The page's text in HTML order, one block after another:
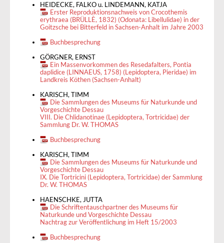
HEIDECKE, FALKO u. LINDEMANN, KATJA
Erster Reproduktionsnachweis von Crocothemis
erythraea (BRÜLLÈ, 1832) (Odonata: Libellulidae) in der
Goitzsche bei Bitterfeld in Sachsen-Anhalt im Jahre 2003
Buchbesprechung
GÖRGNER, ERNST
Ein Massenvorkommen des Resedafalters, Pontia
daplidice (LINNAEUS, 1758) (Lepidoptera, Pieridae) im
Landkreis Köthen (Sachsen-Anhalt)
KARISCH, TIMM
Die Sammlungen des Museums für Naturkunde und
Vorgeschichte Dessau
VIII. Die Chlidanotinae (Lepidoptera, Tortricidae) der
Sammlung Dr. W. THOMAS
Buchbesprechung
KARISCH, TIMM
Die Sammlungen des Museums für Naturkunde und
Vorgeschichte Dessau
IX. Die Tortricini (Lepidoptera, Tortricidae) der Sammlung
Dr. W. THOMAS
HAENSCHKE, JUTTA
Die Schriftentauschpartner des Museums für
Naturkunde und Vorgeschichte Dessau
Nachtrag zur Veröffentlichung im Heft 15/2003
Buchbesprechung